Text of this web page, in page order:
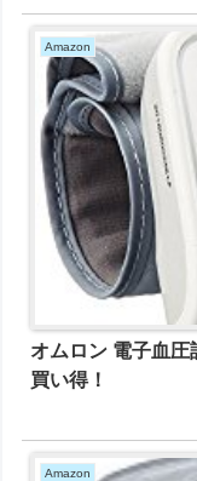
Amazon
オムロン 電子血圧
買い得！
Amazon